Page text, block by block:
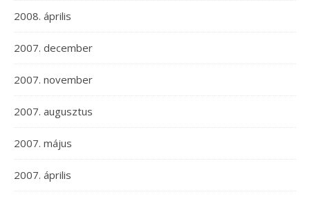
2008. április
2007. december
2007. november
2007. augusztus
2007. május
2007. április